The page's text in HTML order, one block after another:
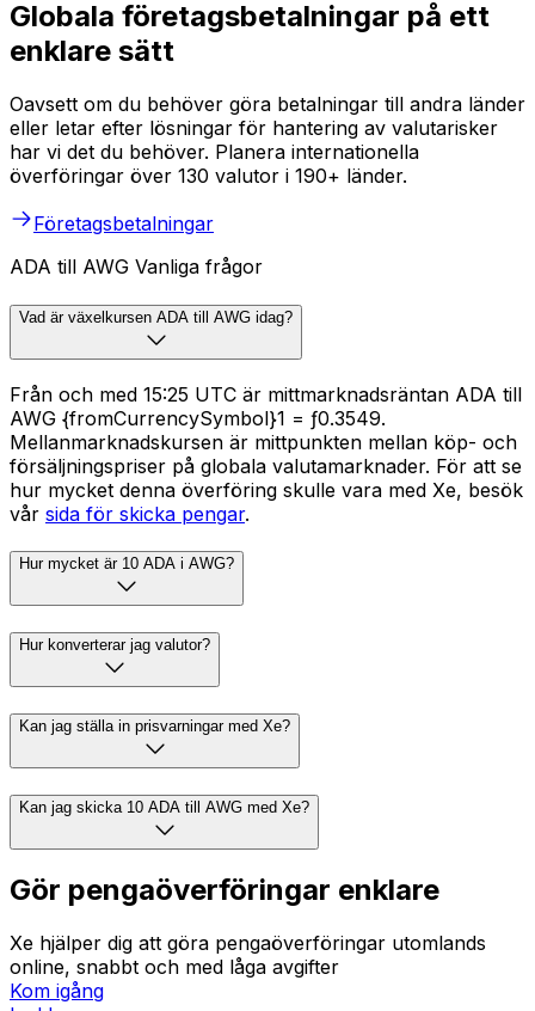
Globala företagsbetalningar på ett
enklare sätt
Oavsett om du behöver göra betalningar till andra länder
eller letar efter lösningar för hantering av valutarisker
har vi det du behöver. Planera internationella
överföringar över 130 valutor i 190+ länder.
Företagsbetalningar
ADA till AWG Vanliga frågor
Vad är växelkursen ADA till AWG idag?
Från och med 15:25 UTC är mittmarknadsräntan ADA till
AWG {fromCurrencySymbol}1 = ƒ0.3549.
Mellanmarknadskursen är mittpunkten mellan köp- och
försäljningspriser på globala valutamarknader. För att se
hur mycket denna överföring skulle vara med Xe, besök
vår sida för skicka pengar.
Hur mycket är 10 ADA i AWG?
Hur konverterar jag valutor?
Kan jag ställa in prisvarningar med Xe?
Kan jag skicka 10 ADA till AWG med Xe?
Gör pengaöverföringar enklare
Xe hjälper dig att göra pengaöverföringar utomlands
online, snabbt och med låga avgifter
Kom igång